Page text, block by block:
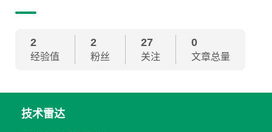
2
经验值
2
粉丝
27
关注
0
文章总量
技术雷达